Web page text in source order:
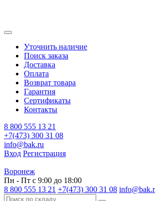
Уточнить наличие
Поиск заказа
Доставка
Оплата
Возврат товара
Гарантия
Сертификаты
Контакты
8 800 555 13 21
+7(473) 300 31 08
info@bak.ru
Вход Регистрация
Воронеж
Пн - Пт с 9:00 до 18:00
8 800 555 13 21 +7(473) 300 31 08